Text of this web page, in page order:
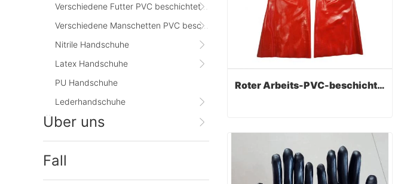
Verschiedene Futter PVC beschichtete Handschuhe
Verschiedene Manschetten PVC beschichtethandschuhe
Nitrile Handschuhe
Latex Handschuhe
PU Handschuhe
Lederhandschuhe
Über uns
Fall
Roter Arbeits-PVC-beschichteter Handschuh Baumwollfutter 60cm
Roter Arbeits-PVC-beschichteter Handschuh Baumwollfutter 60cm
Contact Now